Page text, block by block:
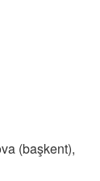
(başkent),